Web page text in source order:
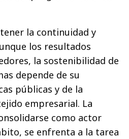
la continuidad y
los resultados
la sostenibilidad de
depende de su
públicas y de la
empresarial. La
como actor
se enfrenta a la tarea